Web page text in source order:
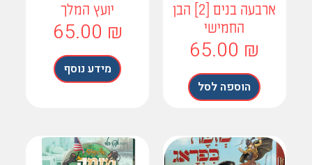
ארבעה בנים [2] הבן
החמישי
65.00
הוספה לסל
יועץ המלך
65.00
מידע נוסף